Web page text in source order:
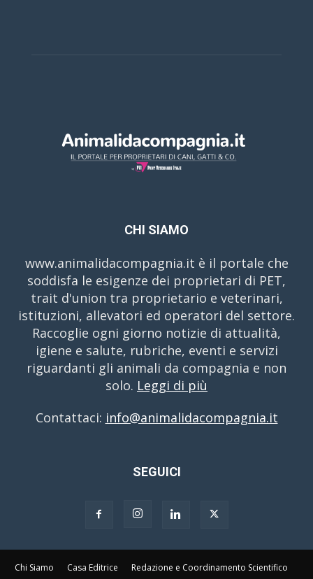
CHI SIAMO
www.animalidacompagnia.it è il portale che
soddisfa le esigenze dei proprietari di PET,
trait d'union tra proprietario e veterinari,
istituzioni, allevatori ed operatori del settore.
Raccoglie ogni giorno notizie di attualità,
igiene e salute, rubriche, eventi e servizi
riguardanti gli animali da compagnia e non
solo. Leggi di più
Contattaci: info@animalidacompagnia.it
SEGUICI
Chi Siamo Casa Editrice
Redazione e Coordinamento Scientifico